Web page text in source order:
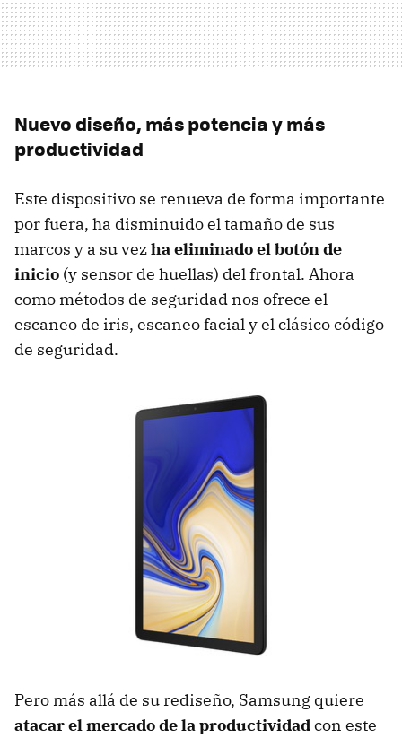
Nuevo diseño, más potencia y más
productividad
Este dispositivo se renueva de forma importante
por fuera, ha disminuido el tamaño de sus
marcos y a su vezha eliminado el botón de
inicio (y sensor de huellas) del frontal. Ahora
como métodos de seguridad nos ofrece el
escaneo de iris, escaneo facial y el clásico código
de seguridad.
Pero más allá de su rediseño, Samsung quiere
atacar el mercado de la productividadcon este